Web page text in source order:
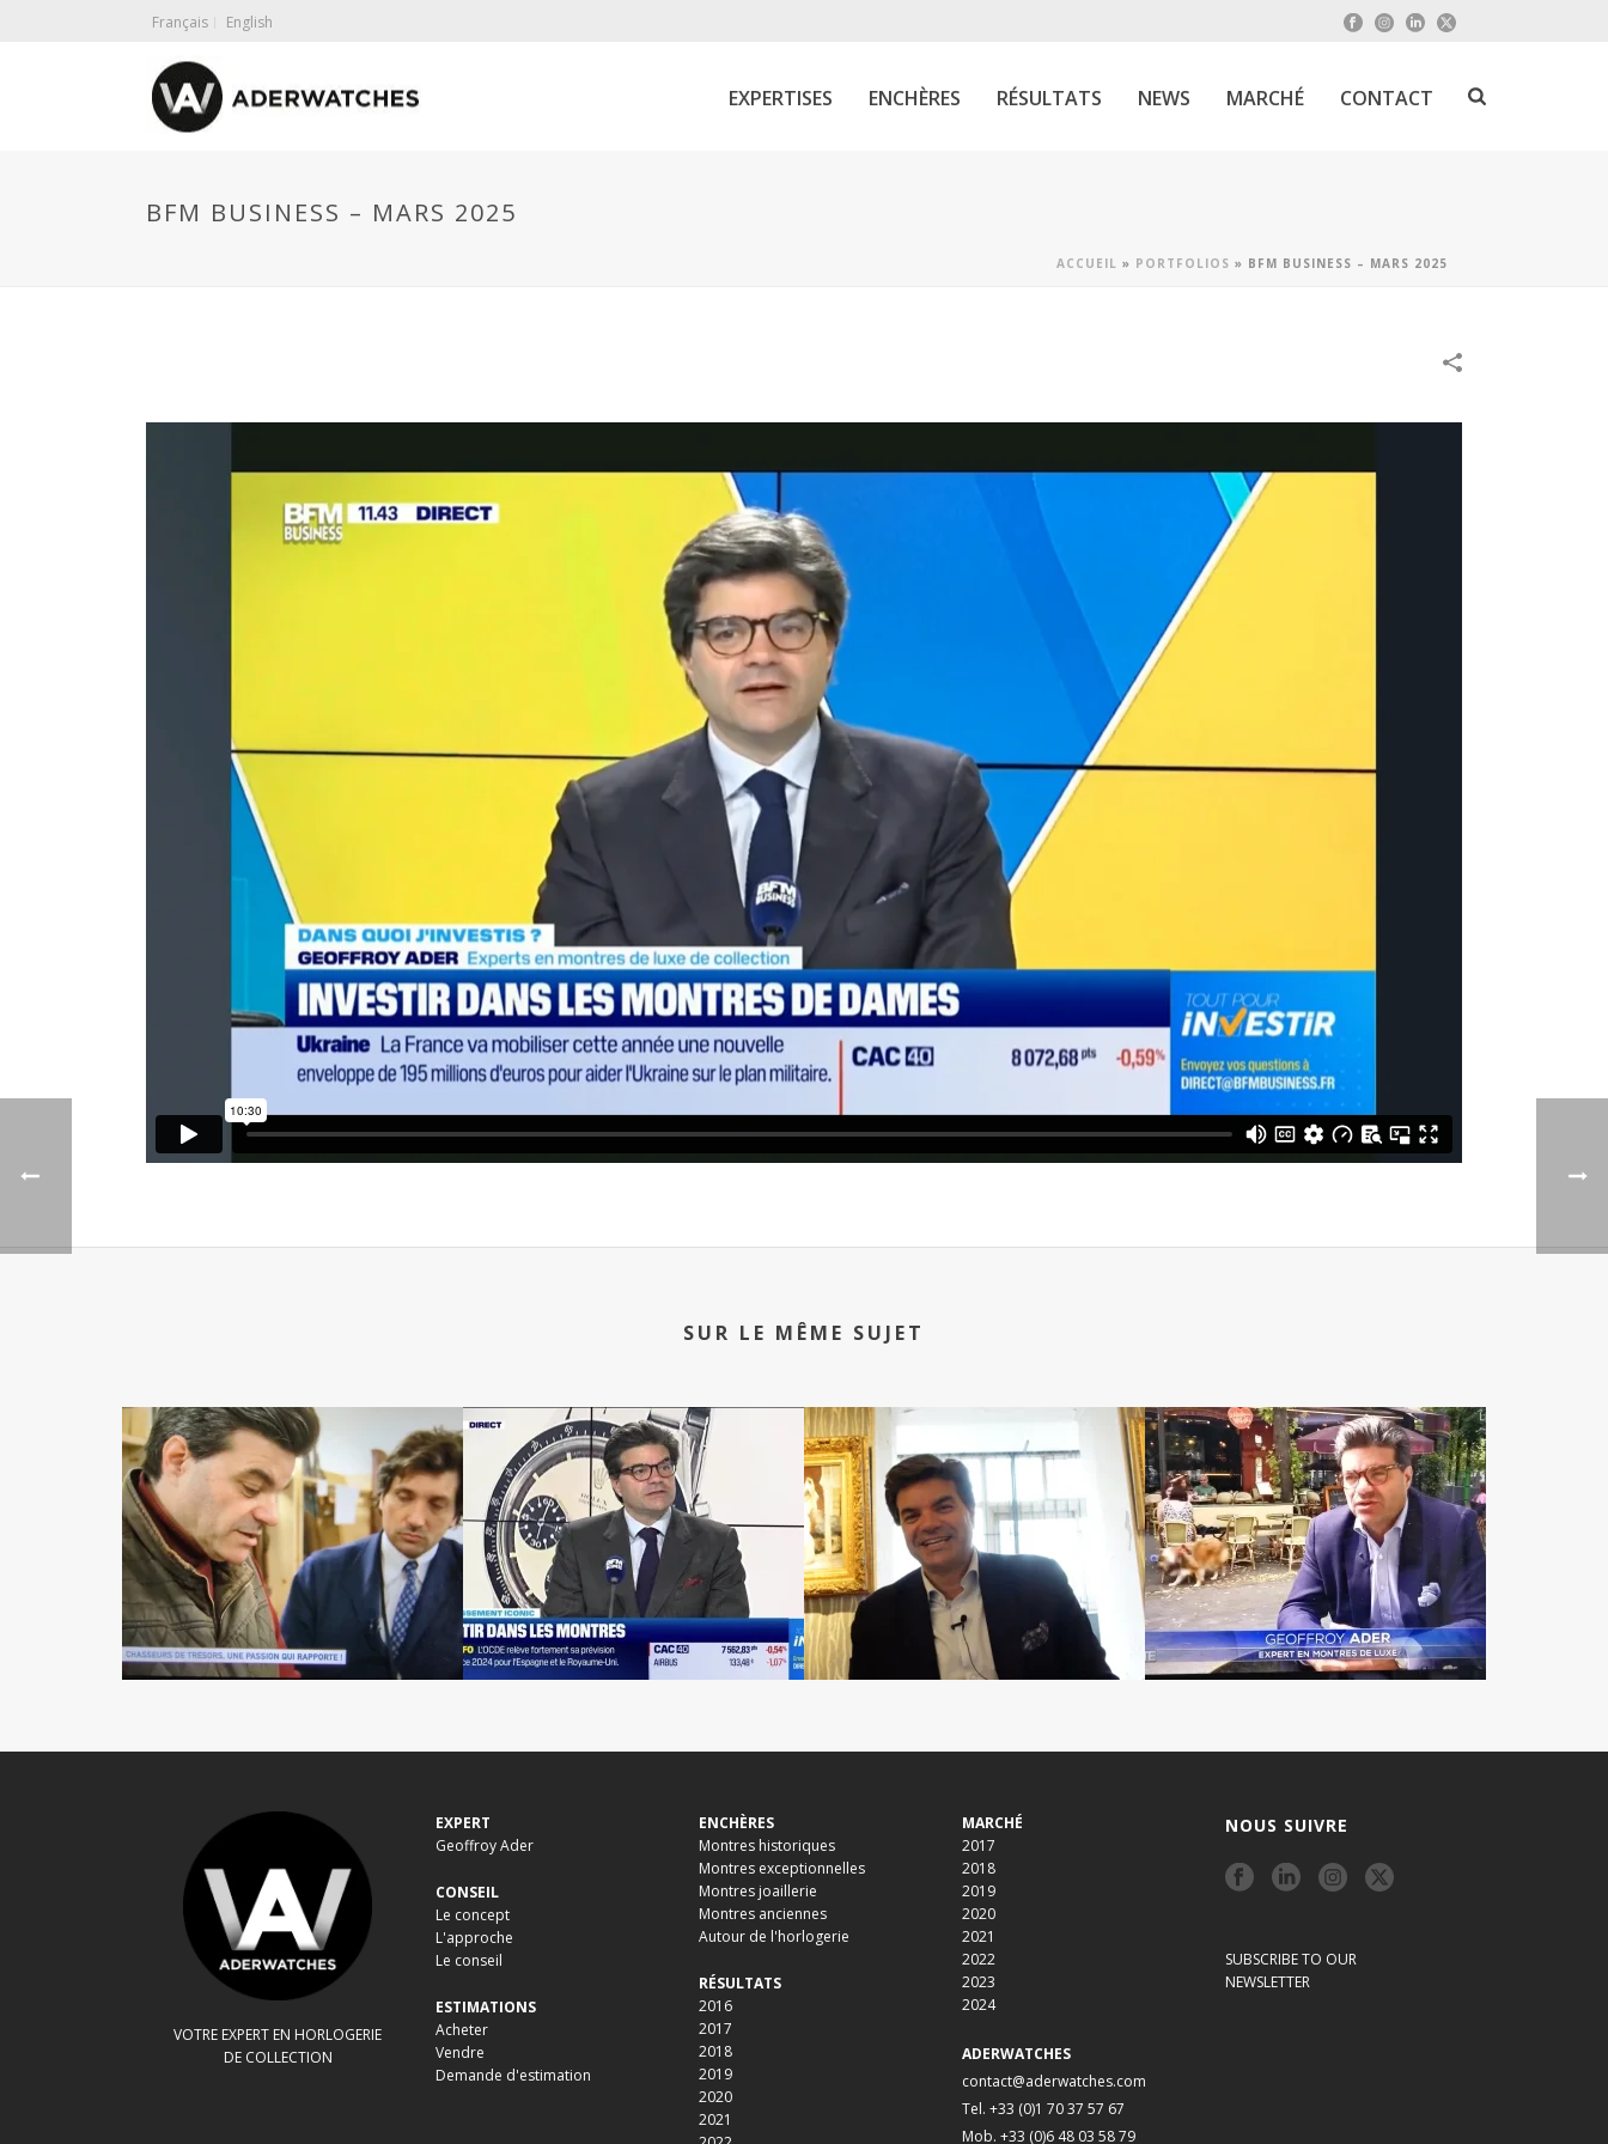
Français English
EXPERTISES ENCHÈRES RÉSULTATS NEWS MARCHÉ CONTACT
BFM BUSINESS – MARS 2025
ACCUEIL » PORTFOLIOS » BFM BUSINESS – MARS 2025
SUR LE MÊME SUJET
VOTRE EXPERT EN HORLOGERIE
DE COLLECTION
EXPERT
Geoffroy Ader
CONSEIL
Le concept
L'approche
Le conseil
ESTIMATIONS
Acheter
Vendre
Demande d'estimation
ENCHÈRES
Montres historiques
Montres exceptionnelles
Montres joaillerie
Montres anciennes
Autour de l'horlogerie
RÉSULTATS
2016
2017
2018
2019
2020
2021
MARCHÉ
2017
2018
2019
2020
2021
2022
2023
2024
ADERWATCHES
contact@aderwatches.com
Tel. +33 (0)1 70 37 57 67
Mob. +33 (0)6 48 03 58 79
NOUS SUIVRE
SUBSCRIBE TO OUR
NEWSLETTER